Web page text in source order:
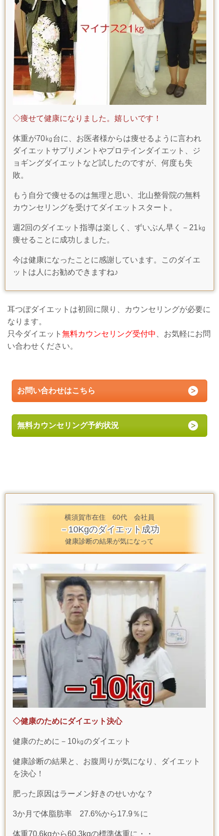
◇痩せて健康になりました。嬉しいです！
体重が70㎏台に、 お医者様からは痩せるように言われ
ダイエットサプリメントやプロテインダイエット、ジ
ョギングダイエットなど試したのですが、何度も失
敗。
もう自分で痩せるのは無理と思い、北山整骨院の無料
カウンセリングを受けてダイエットスタート。
週2回のダイエット指導は楽しく、ずいぶん早く－21㎏
痩せることに成功しました。
今は健康になったことに感謝しています。このダイエ
ットは人にお勧めできますね♪
耳つぼダイエットは初回に限り、カウンセリングが必要に
なります。
只今ダイエット 無料カウンセリング受付中
、お気軽にお問
い合わせください。
お問い合わせはこちら
無料カウンセリング予約状況
横須賀市在住 60代 会社員
－10Kgのダイエット成功
健康診断の結果が気になって
◇健康のためにダイエット決心
健康のために－10㎏のダイエット
健康診断の結果と、お腹周りが気になり、ダイエット
を決心！
肥った原因はラーメン好きのせいかな？
3か月で体脂肪率 27.6%から17.9％に
体重70.6kgから60.3kgの標準体重に・・